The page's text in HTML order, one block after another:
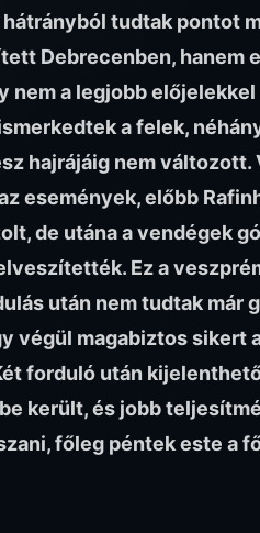
tudtak pontot
Debrecenben, hanem
nem a legjobb
a felek,
hajrájáig nem
események, előbb
de utána a vendégek
Ez a
után nem tudtak már
végül magabiztos sikert
forduló után
került, és jobb
főleg péntek este a